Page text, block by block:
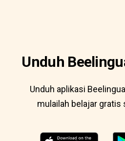
Unduh
Unduh aplikasi
mulailah belajar gratis